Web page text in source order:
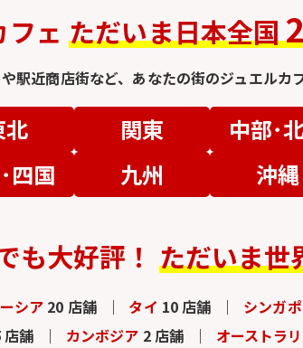
フェただいま日本全国
駅近商店街など、 あなたの街のジュエルカ
北 関東 中部･
四国
九州 沖縄
も大好評！ ただいま世
シア 20 店舗 タイ 10 店舗 シンガ
店舗 カンボジア 2 店舗 オーストラ